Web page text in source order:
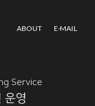
ABOUT E-MAIL
Service
운영